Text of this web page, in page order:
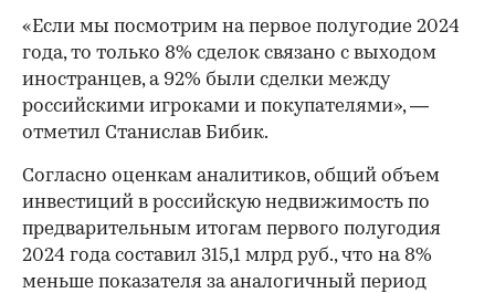
«Если мы посмотрим на первое полугодие 2024
года, то только 8% сделок связано с выходом
иностранцев, а 92% были сделки между
российскими игроками и покупателями», —
отметил Станислав Бибик.
Согласно оценкам аналитиков, общий объем
инвестиций в российскую недвижимость по
предварительным итогам первого полугодия
2024 года составил 315,1 млрд руб., что на 8%
меньше показателя за аналогичный период